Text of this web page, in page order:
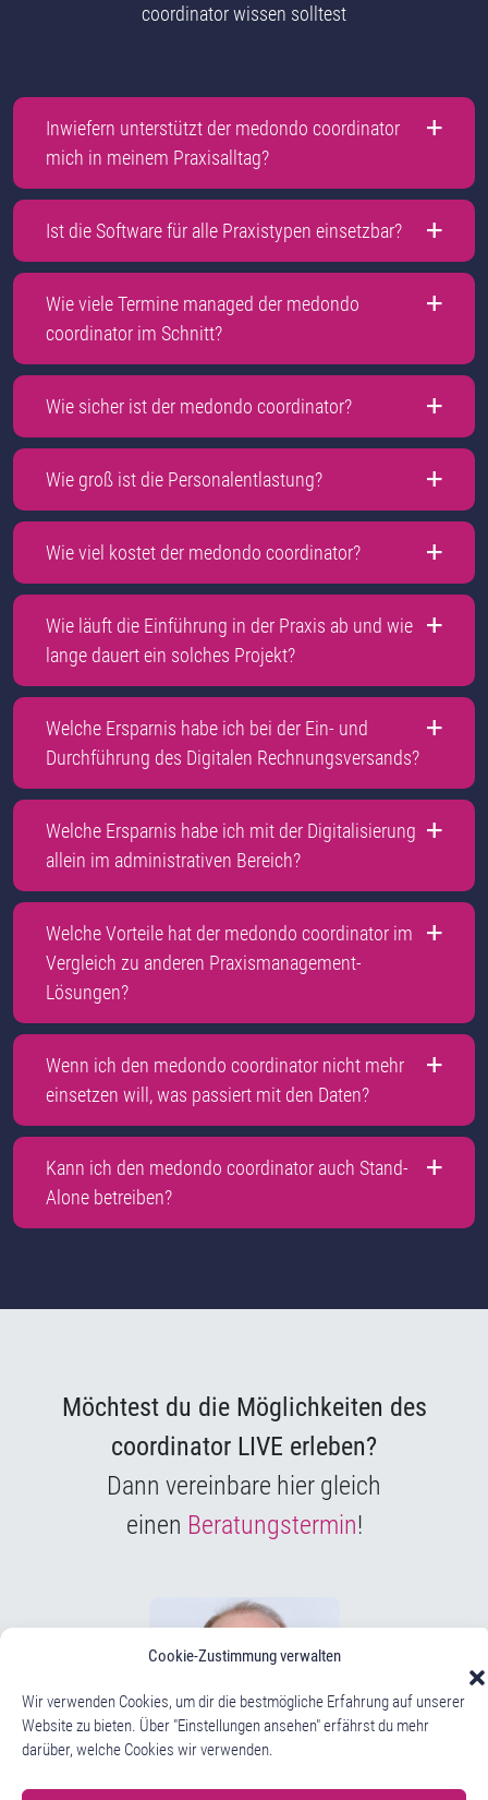
Cookie-Zustimmung verwalten
Wir verwenden Cookies, um dir die bestmögliche Erfahrung auf unserer
Website zu bieten. Über "Einstellungen ansehen" erfährst du mehr
darüber, welche Cookies wir verwenden.
coordinator wissen solltest
Inwiefern unterstützt der medondo coordinator
mich in meinem Praxisalltag?
Ist die Software für alle Praxistypen einsetzbar?
Wie viele Termine managed der medondo
coordinator im Schnitt?
Wie sicher ist der medondo coordinator?
Wie groß ist die Personalentlastung?
Wie viel kostet der medondo coordinator?
Wie läuft die Einführung in der Praxis ab und wie
lange dauert ein solches Projekt?
Welche Ersparnis habe ich bei der Ein- und
Durchführung des Digitalen Rechnungsversands?
Welche Ersparnis habe ich mit der Digitalisierung
allein im administrativen Bereich?
Welche Vorteile hat der medondo coordinator im
Vergleich zu anderen Praxismanagement-
Lösungen?
Wenn ich den medondo coordinator nicht mehr
einsetzen will, was passiert mit den Daten?
Kann ich den medondo coordinator auch Stand-
Alone betreiben?
Möchtest du die Möglichkeiten des
coordinator LIVE erleben?
Dann vereinbare hier gleich
einen Beratungstermin!